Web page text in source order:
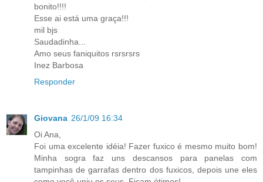
bonito!!!!
Esse ai está uma graça!!!
mil bjs
Saudadinha...
Amo seus faniquitos rsrsrsrs
Inez Barbosa
Responder
Giovana 26/1/09 16:34
Oi Ana,
Foi uma excelente idéia! Fazer fuxico é mesmo muito bom!
Minha sogra faz uns descansos para panelas com
tampinhas de garrafas dentro dos fuxicos, depois une eles